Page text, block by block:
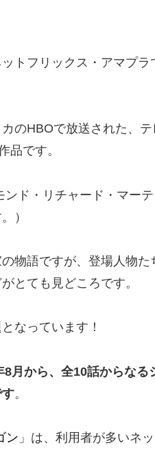
トフリックス・アマプ
カのHBOで放送された、テ
品です。
ド・リチャード・マーテ
）
物語ですが、登場人物
とても見どころです。
なっています！
8月から、全10話からな
。
ン 」は、利用者が多いネ